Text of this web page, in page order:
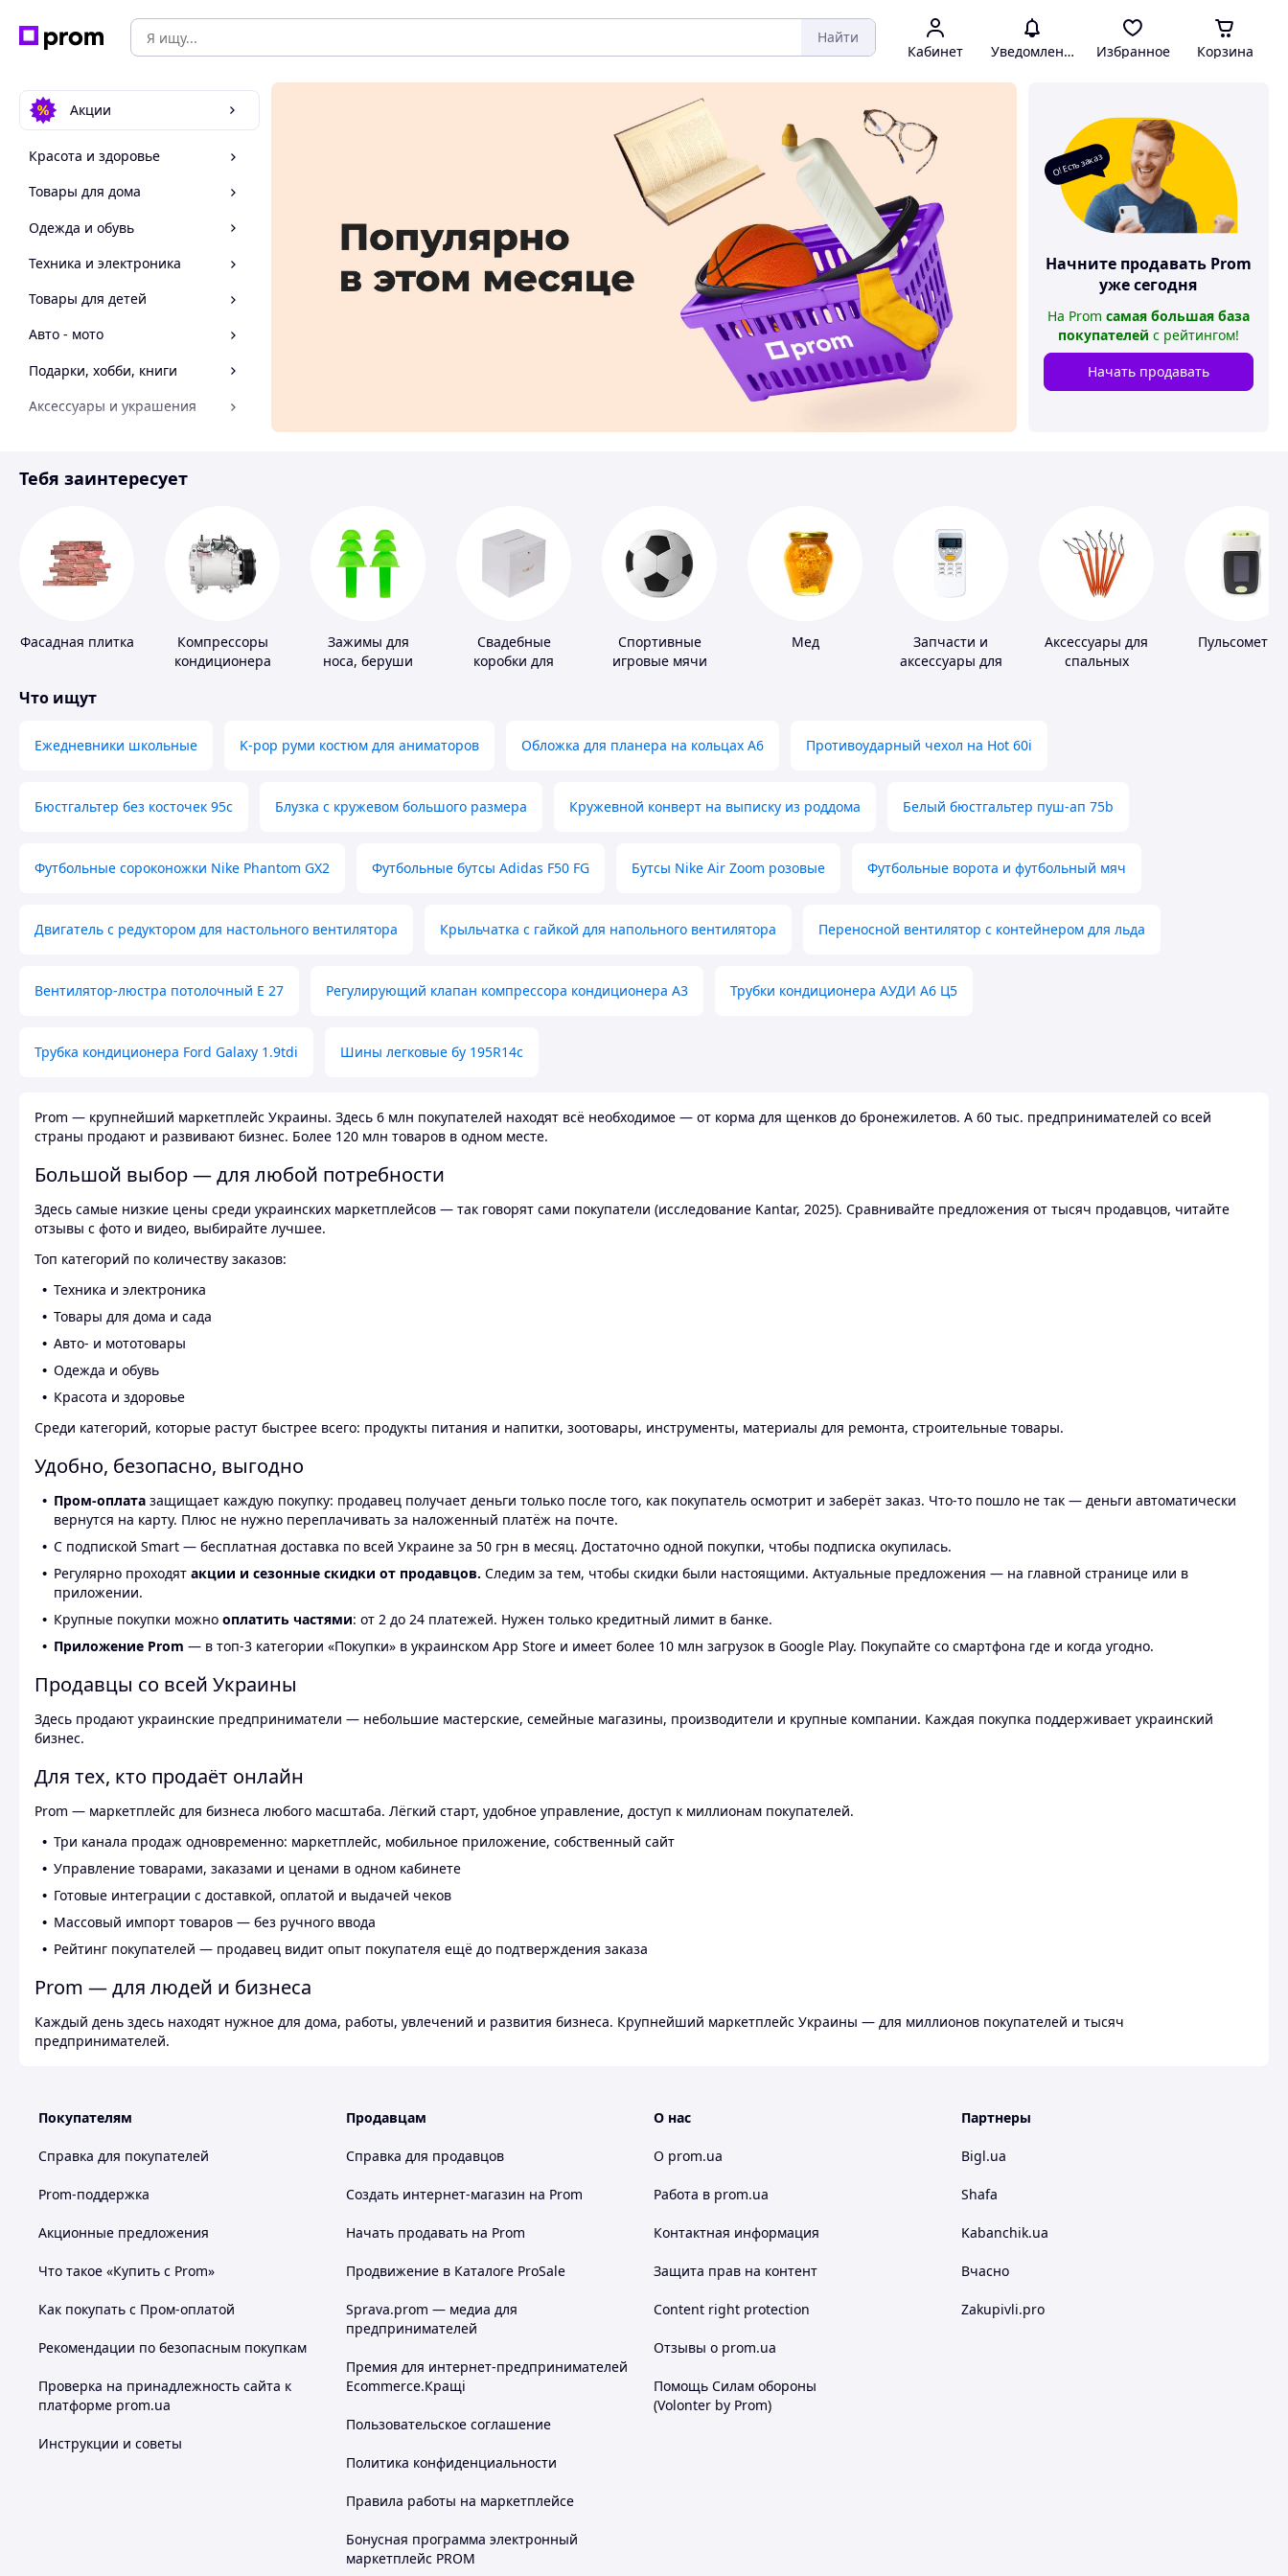
Найти
Кабинет Уведомления Избранное Корзина
Акции
Красота и здоровье
Товары для дома
Одежда и обувь
Техника и электроника
Товары для детей
Авто - мото
Подарки, хобби, книги
Аксессуары и украшения
Спорт и отдых
О! Есть заказ
Начните продавать Prom
уже сегодня
На Prom самая большая база
покупателей с рейтингом!
Начать продавать
Тебя заинтересует
Фасадная плитка
Компрессоры
кондиционера
Зажимы для
носа, беруши
Свадебные
коробки для
Спортивные
игровые мячи
Мед
Запчасти и
аксессуары для
Аксессуары для
спальных
Пульсометры
Что ищут
Ежедневники школьные K-pop руми костюм для аниматоров Обложка для планера на кольцах А6 Противоударный чехол на Hot 60i
Бюстгальтер без косточек 95с Блузка с кружевом большого размера Кружевной конверт на выписку из роддома Белый бюстгальтер пуш-ап 75b
Футбольные сороконожки Nike Phantom GX2 Футбольные бутсы Adidas F50 FG Бутсы Nike Air Zoom розовые Футбольные ворота и футбольный мяч
Двигатель с редуктором для настольного вентилятора Крыльчатка с гайкой для напольного вентилятора Переносной вентилятор с контейнером для льда
Вентилятор-люстра потолочный E 27 Регулирующий клапан компрессора кондиционера А3 Трубки кондиционера АУДИ А6 Ц5
Трубка кондиционера Ford Galaxy 1.9tdi Шины легковые бу 195R14c
Prom — крупнейший маркетплейс Украины. Здесь 6 млн покупателей находят всё необходимое — от корма для щенков до бронежилетов. А 60 тыс. предпринимателей со всей
страны продают и развивают бизнес. Более 120 млн товаров в одном месте.
Большой выбор — для любой потребности
Здесь самые низкие цены среди украинских маркетплейсов — так говорят сами покупатели (исследование Kantar, 2025). Сравнивайте предложения от тысяч продавцов, читайте
отзывы с фото и видео, выбирайте лучшее.
Топ категорий по количеству заказов:
Техника и электроника
Товары для дома и сада
Авто- и мототовары
Одежда и обувь
Красота и здоровье
Среди категорий, которые растут быстрее всего: продукты питания и напитки, зоотовары, инструменты, материалы для ремонта, строительные товары.
Удобно, безопасно, выгодно
Пром-оплата защищает каждую покупку: продавец получает деньги только после того, как покупатель осмотрит и заберёт заказ. Что-то пошло не так — деньги автоматически
вернутся на карту. Плюс не нужно переплачивать за наложенный платёж на почте.
С подпиской Smart — бесплатная доставка по всей Украине за 50 грн в месяц. Достаточно одной покупки, чтобы подписка окупилась.
Регулярно проходят акции и сезонные скидки от продавцов. Следим за тем, чтобы скидки были настоящими. Актуальные предложения — на главной странице или в
приложении.
Крупные покупки можно оплатить частями: от 2 до 24 платежей. Нужен только кредитный лимит в банке.
Приложение Prom — в топ-3 категории «Покупки» в украинском App Store и имеет более 10 млн загрузок в Google Play. Покупайте со смартфона где и когда угодно.
Продавцы со всей Украины
Здесь продают украинские предприниматели — небольшие мастерские, семейные магазины, производители и крупные компании. Каждая покупка поддерживает украинский
бизнес.
Для тех, кто продаёт онлайн
Prom — маркетплейс для бизнеса любого масштаба. Лёгкий старт, удобное управление, доступ к миллионам покупателей.
Три канала продаж одновременно: маркетплейс, мобильное приложение, собственный сайт
Управление товарами, заказами и ценами в одном кабинете
Готовые интеграции с доставкой, оплатой и выдачей чеков
Массовый импорт товаров — без ручного ввода
Рейтинг покупателей — продавец видит опыт покупателя ещё до подтверждения заказа
Prom — для людей и бизнеса
Каждый день здесь находят нужное для дома, работы, увлечений и развития бизнеса. Крупнейший маркетплейс Украины — для миллионов покупателей и тысяч
предпринимателей.
Покупателям
Справка для покупателей
Prom-поддержка
Акционные предложения
Что такое «Купить с Prom»
Как покупать с Пром-оплатой
Рекомендации по безопасным покупкам
Проверка на принадлежность сайта к
платформе prom.ua
Инструкции и советы
Продавцам
Справка для продавцов
Создать интернет-магазин на Prom
Начать продавать на Prom
Продвижение в Каталоге ProSale
Sprava.prom — медиа для
предпринимателей
Премия для интернет-предпринимателей
Ecommerce.Кращі
Пользовательское соглашение
Политика конфиденциальности
Правила работы на маркетплейсе
Бонусная программа электронный
маркетплейс PROM
О нас
О prom.ua
Работа в prom.ua
Контактная информация
Защита прав на контент
Content right protection
Отзывы о prom.ua
Помощь Силам обороны
(Volonter by Prom)
Партнеры
Bigl.ua
Shafa
Kabanchik.ua
Вчасно
Zakupivli.pro